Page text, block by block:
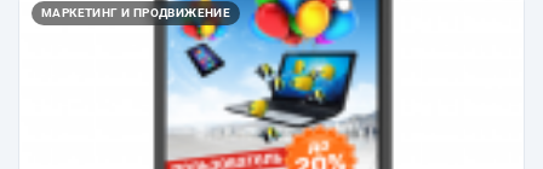
МАРКЕТИНГ И ПРОДВИЖЕНИЕ